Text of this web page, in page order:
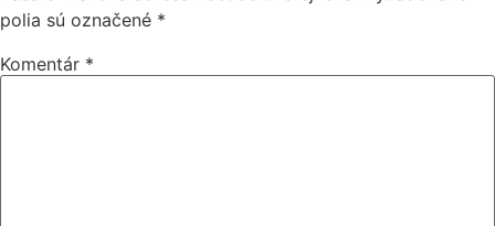
polia sú označené *
Komentár *